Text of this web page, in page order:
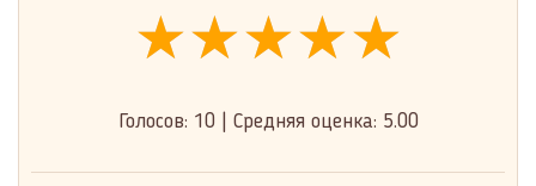
★★★★★
★★★★★
★★★★★
Голосов: 10 Средняя оценка: 5.00